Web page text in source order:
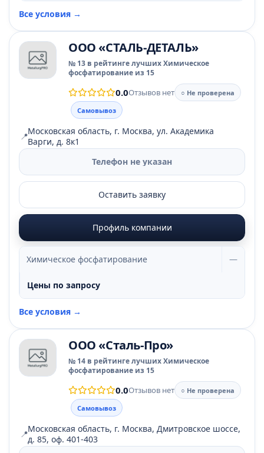
Все условия →
ООО «СТАЛЬ-ДЕТАЛЬ»
№ 13 в рейтинге лучших Химическое
фосфатирование из 15
0.0Отзывов нет
○ Не проверена
Самовывоз
📍Московская область, г. Москва, ул. Академика
Варги, д. 8к1
Телефон не указан
Оставить заявку
Профиль компании
Химическое фосфатирование —
Цены по запросу
Все условия →
ООО «Сталь-Про»
№ 14 в рейтинге лучших Химическое
фосфатирование из 15
0.0Отзывов нет
○ Не проверена
Самовывоз
📍Московская область, г. Москва, Дмитровское шоссе,
д. 85, оф. 401-403